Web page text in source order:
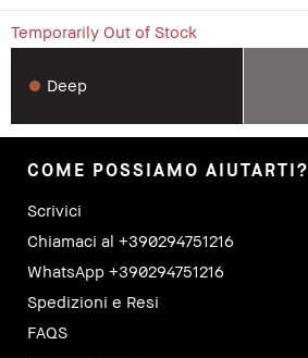
Temporarily Out of Stock
Deep
COME POSSIAMO AIUTARTI?
Scrivici
Chiamaci al +390294751216
WhatsApp +390294751216
Spedizioni e Resi
FAQS